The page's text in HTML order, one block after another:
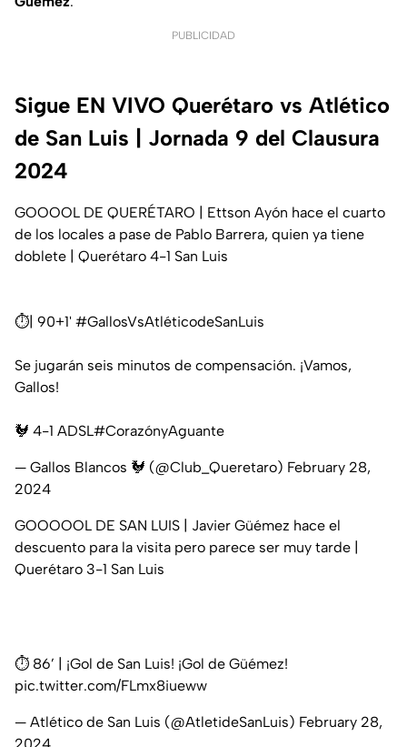
PUBLICIDAD
Sigue EN VIVO Querétaro vs Atlético
de San Luis | Jornada 9 del Clausura
2024
GOOOOL DE QUERÉTARO | Ettson Ayón hace el cuarto
de los locales a pase de Pablo Barrera, quien ya tiene
doblete | Querétaro 4-1 San Luis
⏱️| 90+1' #GallosVsAtléticodeSanLuis
Se jugarán seis minutos de compensación. ¡Vamos,
Gallos!
🐓 4-1 ADSL#CorazónyAguante
— Gallos Blancos 🐓 (@Club_Queretaro) February 28,
2024
GOOOOOL DE SAN LUIS | Javier Güémez hace el
descuento para la visita pero parece ser muy tarde |
Querétaro 3-1 San Luis
⏱️ 86’ | ¡Gol de San Luis! ¡Gol de Güémez!
pic.twitter.com/FLmx8iueww
— Atlético de San Luis (@AtletideSanLuis) February 28,